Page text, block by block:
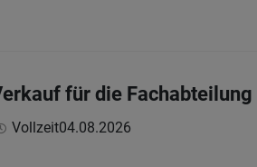
für die
Vollzeit04.08.2026